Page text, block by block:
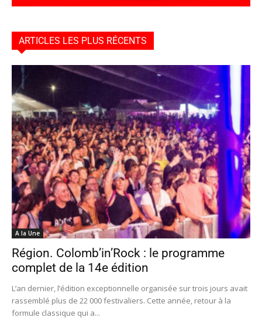
ARTICLES LES PLUS RÉCENTS
A la Une
Région. Colomb’in’Rock : le programme
complet de la 14e édition
L’an dernier, l’édition exceptionnelle organisée sur trois jours avait
rassemblé plus de 22 000 festivaliers. Cette année, retour à la
formule classique qui a...